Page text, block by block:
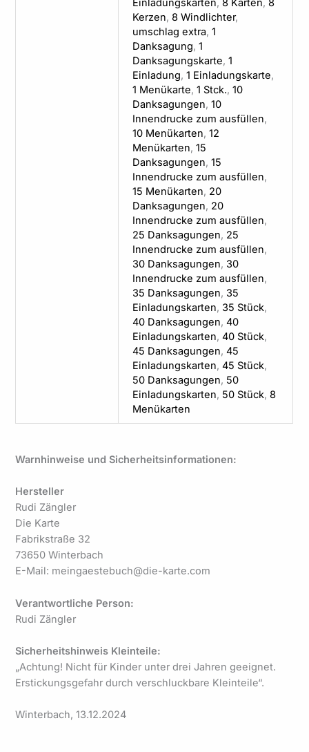
Einladungskarten, 8 Karten, 8
Kerzen, 8 Windlichter,
umschlag extra, 1
Danksagung, 1
Danksagungskarte, 1
Einladung, 1 Einladungskarte,
1 Menükarte, 1 Stck., 10
Danksagungen, 10
Innendrucke zum ausfüllen,
10 Menükarten, 12
Menükarten, 15
Danksagungen, 15
Innendrucke zum ausfüllen,
15 Menükarten, 20
Danksagungen, 20
Innendrucke zum ausfüllen,
25 Danksagungen, 25
Innendrucke zum ausfüllen,
30 Danksagungen, 30
Innendrucke zum ausfüllen,
35 Danksagungen, 35
Einladungskarten, 35 Stück,
40 Danksagungen, 40
Einladungskarten, 40 Stück,
45 Danksagungen, 45
Einladungskarten, 45 Stück,
50 Danksagungen, 50
Einladungskarten, 50 Stück, 8
Menükarten
Warnhinweise und Sicherheitsinformationen:
Hersteller
Rudi Zängler
Die Karte
Fabrikstraße 32
73650 Winterbach
E-Mail: meingaestebuch@die-karte.com
Verantwortliche Person:
Rudi Zängler
Sicherheitshinweis Kleinteile:
„Achtung! Nicht für Kinder unter drei Jahren geeignet.
Erstickungsgefahr durch verschluckbare Kleinteile“.
Winterbach, 13.12.2024